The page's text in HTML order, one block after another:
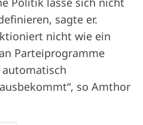
sagte er.
nicht wie ein
Parteiprogramme
so Amthor